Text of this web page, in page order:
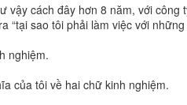
vậy cách đây hơn 8 năm, với công
“tại sao tôi phải làm việc với
nghiệm.
của tôi về hai chữ kinh nghiệm.